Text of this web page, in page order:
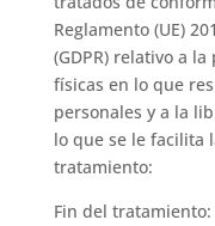
Reglamento (UE)
(GDPR) relativo a
físicas en lo que
personales y a la
lo que se le facilita
tratamiento:
Fin del